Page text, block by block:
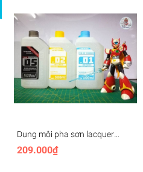
Dung môi pha sơn lacquer
JUMPWIND Thinner Basic,
Leveling, Metallic paint
209.000₫